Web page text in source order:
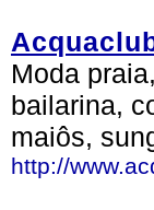
Moda
bailarina,
maiôs,
http://